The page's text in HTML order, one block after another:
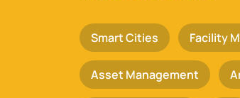
Smart Cities Facility
Asset Management